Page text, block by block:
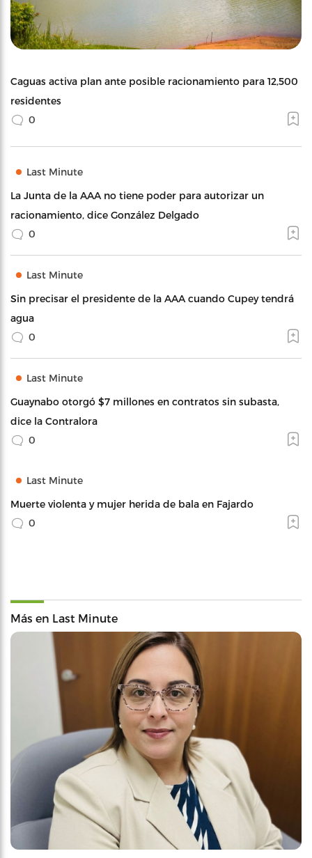
Caguas activa plan ante posible racionamiento para 12,500
residentes
0
Last Minute
La Junta de la AAA no tiene poder para autorizar un
racionamiento, dice González Delgado
0
Last Minute
Sin precisar el presidente de la AAA cuando Cupey tendrá
agua
0
Last Minute
Guaynabo otorgó $7 millones en contratos sin subasta,
dice la Contralora
0
Last Minute
Muerte violenta y mujer herida de bala en Fajardo
0
Más en Last Minute